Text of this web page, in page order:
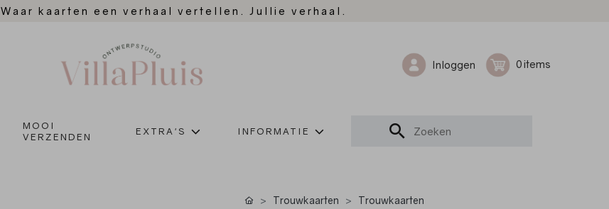
Waar kaarten een verhaal vertellen. Jullie verhaal.
Inloggen 0
MOOI
VERZENDEN
EXTRA'S INFORMATIE
Trouwkaarten Trouwkaarten